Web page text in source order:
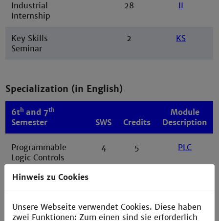
Industrial
Internship
28 II
Key Skills
Seminar
2 KS
Specialization (in English)
6th and 7th
Semester SWS Credits
Module
Description
Programmable
Logic Controls
4 5 PLC
Process Control
Hinweis zu Cookies
Unsere Webseite verwendet Cookies. Diese haben
zwei Funktionen: Zum einen sind sie erforderlich